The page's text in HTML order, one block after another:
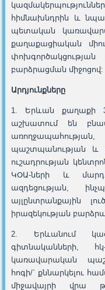
հիմնախնդրին և
պետական
քաղաքացիական
բարձրացման միջոցով:
Արդյունքները
1. Երևան քաղաքի
աշխատում են
պաշտպանության և
ուշադրության
ԿՕԱ-ների և
ազդեցության,
այլընտրանքային
իրազեկության
2. Երևանում
գիտնականների,
կառավարական
հոգի/` քննարկելու
միջավայրի վրա